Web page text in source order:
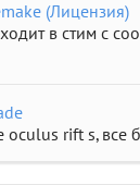
(Лицензия)
в стим с
oculus rift s, все